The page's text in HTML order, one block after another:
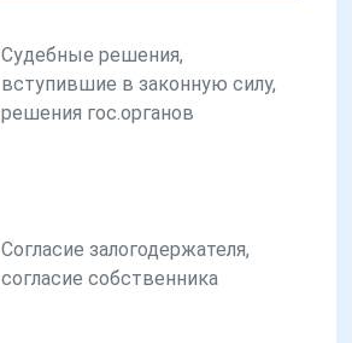
Судебные решения,
вступившие в законную силу,
решения гос.органов
Согласие залогодержателя,
согласие собственника